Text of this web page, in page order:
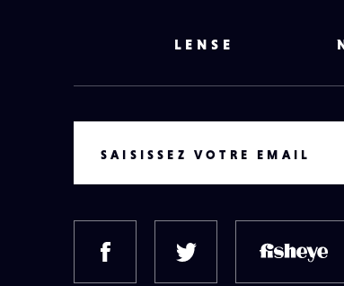
LENSE
SAISISSEZ VOTRE EMAIL
FACEBOOK TWITTER